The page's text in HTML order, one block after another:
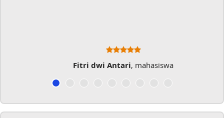
Fitri dwi Antari, mahasiswa